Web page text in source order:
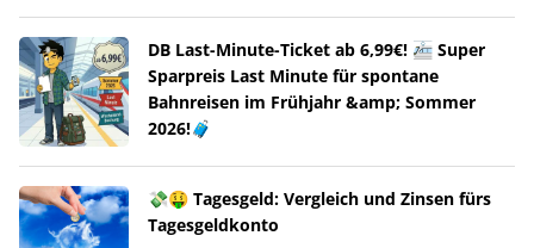
DB Last-Minute-Ticket ab 6,99€! 🚈 Super
Sparpreis Last Minute für spontane
Bahnreisen im Frühjahr &amp; Sommer
2026!🧳
💸🤑 Tagesgeld: Vergleich und Zinsen fürs
Tagesgeldkonto